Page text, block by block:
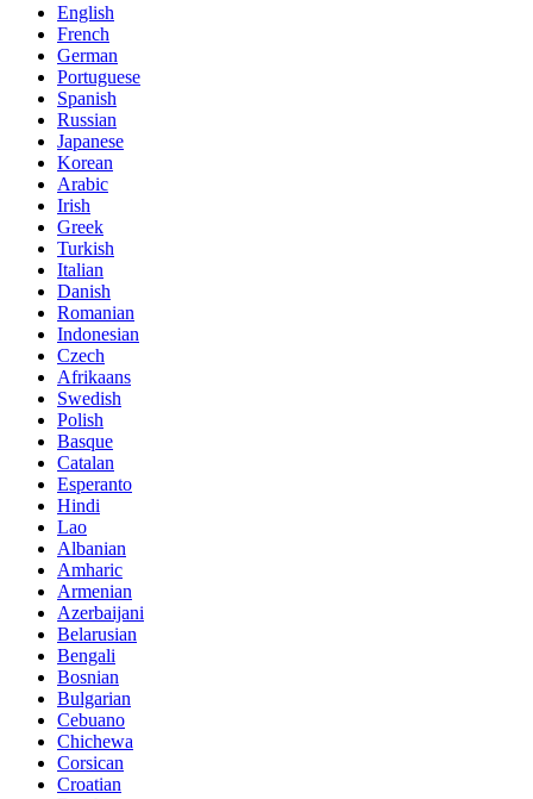
English
French
German
Portuguese
Spanish
Russian
Japanese
Korean
Arabic
Irish
Greek
Turkish
Italian
Danish
Romanian
Indonesian
Czech
Afrikaans
Swedish
Polish
Basque
Catalan
Esperanto
Hindi
Lao
Albanian
Amharic
Armenian
Azerbaijani
Belarusian
Bengali
Bosnian
Bulgarian
Cebuano
Chichewa
Corsican
Croatian